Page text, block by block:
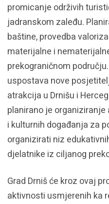
promicanje održivih
jadranskom zaleđu.
baštine, provedba
materijalne i
prekograničnom
uspostava nove
atrakcija u Drnišu i
planirano je
i kulturnih događanja za
organizirati niz
djelatnike iz ciljanog
Grad Drniš će kroz ovaj
aktivnosti usmjerenih ka